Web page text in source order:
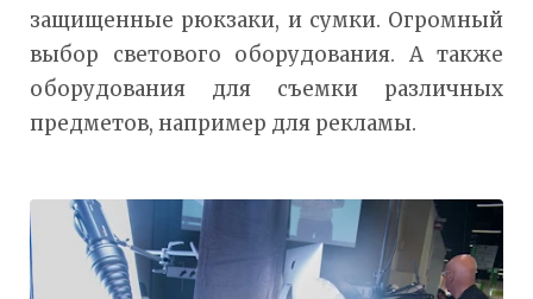
защищенные рюкзаки, и сумки. Огромный
выбор светового оборудования. А также
оборудования для съемки различных
предметов, например для рекламы.